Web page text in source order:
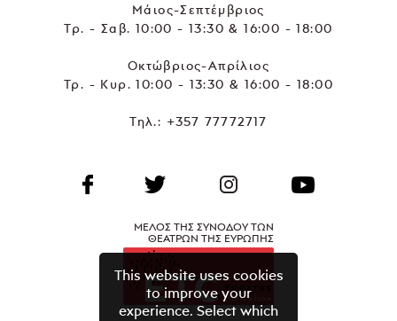
Μάιος-Σεπτέμβριος
Τρ. - Σαβ. 10:00 - 13:30 & 16:00 - 18:00
Οκτώβριος-Απρίλιος
Τρ. - Κυρ. 10:00 - 13:30 & 16:00 - 18:00
Τηλ.: +357 77772717
ΜΕΛΟΣ ΤΗΣ ΣΥΝΟΔΟΥ ΤΩΝ
ΘΕΑΤΡΩΝ ΤΗΣ ΕΥΡΩΠΗΣ
This website uses cookies
to improve your
experience. Select which